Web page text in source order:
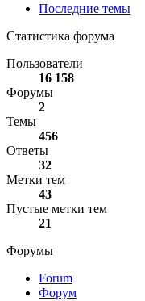
Последние темы
Статистика форума
Пользователи
16 158
Форумы
2
Темы
456
Ответы
32
Метки тем
43
Пустые метки тем
21
Форумы
Forum
Форум